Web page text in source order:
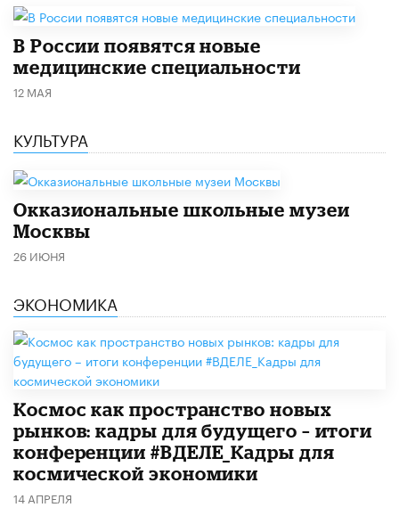
В России появятся новые
медицинские специальности
12 МАЯ
КУЛЬТУРА
​Окказиональные школьные музеи
Москвы
26 ИЮНЯ
ЭКОНОМИКА
Космос как пространство новых
рынков: кадры для будущего – итоги
конференции #ВДЕЛЕ_Кадры для
космической экономики
14 АПРЕЛЯ